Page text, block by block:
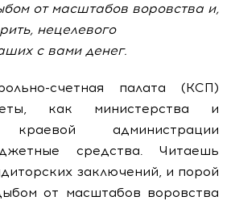
от масштабов воровства и,
нецелевого
с вами денег.
счетная палата (КСП)
как министерства и
краевой администрации
средства. Читаешь
заключений, и порой
от масштабов воровства